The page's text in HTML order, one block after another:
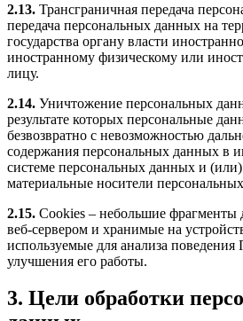
2.13. Трансграничная передача
передача персональных данных на
государства органу власти
иностранному физическому или
лицу.
2.14. Уничтожение персональных
результате которых персональные
безвозвратно с невозможностью
содержания персональных данных в
системе персональных данных и
материальные носители
2.15. Cookies – небольшие фрагменты
веб-сервером и хранимые на
используемые для анализа поведения
улучшения его работы.
3. Цели обработки